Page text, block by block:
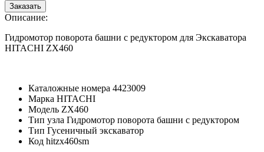
Описание:
Гидромотор поворота башни с редуктором для Экскаватора
HITACHI ZX460
Каталожные номера 4423009
Марка HITACHI
Модель ZX460
Тип узла Гидромотор поворота башни с редуктором
Тип Гусеничный экскаватор
Код hitzx460sm